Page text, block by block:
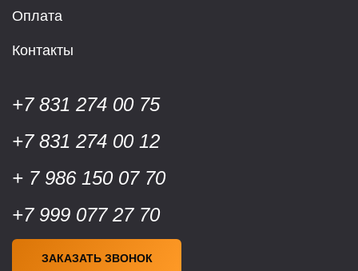
Оплата
Контакты
+7 831 274 00 75
+7 831 274 00 12
+ 7 986 150 07 70
+7 999 077 27 70
ЗАКАЗАТЬ ЗВОНОК